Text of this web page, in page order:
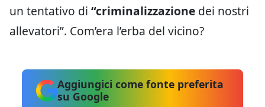
un tentativo di “criminalizzazione dei nostri
allevatori”. Com’era l’erba del vicino?
Aggiungici come fonte preferita
su Google